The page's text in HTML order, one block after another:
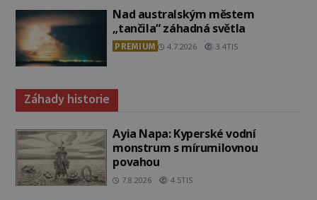
Nad australským městem
„tančila“ záhadná světla
PREMIUM 4.7.2026 3.4TIS
Záhady historie
Ayia Napa: Kyperské vodní
monstrum s mírumilovnou
povahou
7.8.2026 4.5TIS